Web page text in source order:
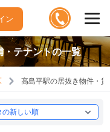
ン
テナントの一覧
高島平駅の居抜き物件・